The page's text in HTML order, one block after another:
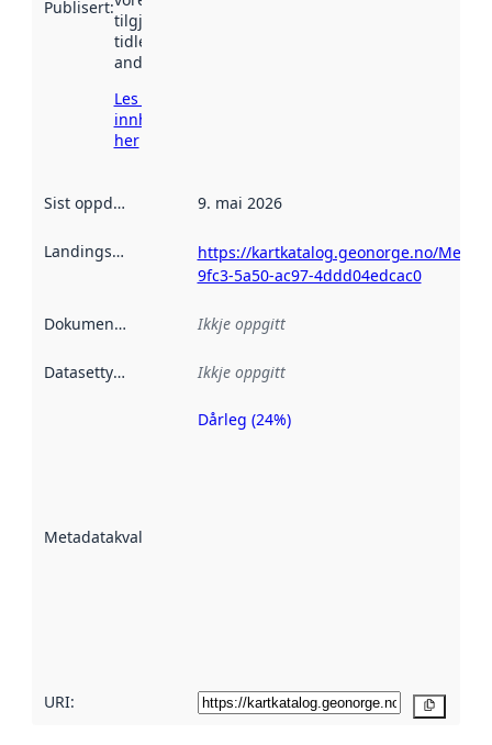
Publisert:
tilgjengeleg
tidlegare
andre stader.
Les meir om
innhenting
her
Sist oppdatert 9. mai 2026
Landingsside
https://kartkatalog.geonorge.no/
9fc3-5a50-ac97-4ddd04edcac0
Dokumentasjon Ikkje oppgitt
Datasettype Ikkje oppgitt
Metadatakvalitet
Metadatakvalitet
Dårleg (24%)
URI: